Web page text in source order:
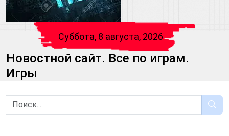
Суббота, 8 августа, 2026
Новостной сайт. Все по играм.
Игры